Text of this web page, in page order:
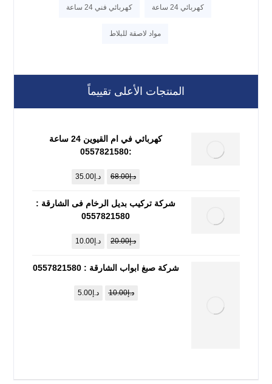
كهربائي 24 ساعة كهربائي فني 24 ساعة
مواد لاصقة للبلاط
المنتجات الأعلى تقييماً
كهربائي في ام القيوين 24 ساعة
:0557821580
د.إ68.00 د.إ 35.00
شركة تركيب بديل الرخام فى الشارقة :
0557821580
د.إ20.00 د.إ 10.00
شركة صبغ ابواب الشارقة : 0557821580
د.إ10.00 د.إ5.00